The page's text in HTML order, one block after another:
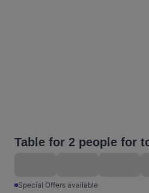
Table for 2 people for
Special Offers available